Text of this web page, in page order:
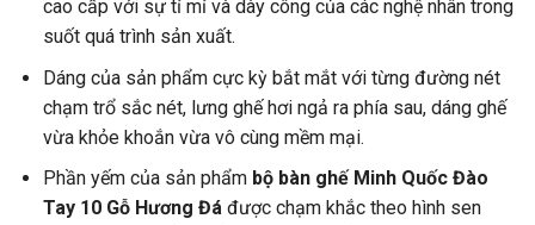
cao cấp với sự tỉ mỉ và dày công của các nghệ nhân trong
suốt quá trình sản xuất.
Dáng của sản phẩm cực kỳ bắt mắt với từng đường nét
chạm trổ sắc nét, lưng ghế hơi ngả ra phía sau, dáng ghế
vừa khỏe khoắn vừa vô cùng mềm mại.
Phần yếm của sản phẩm bộ bàn ghế Minh Quốc Đào
Tay 10 Gỗ Hương Đá được chạm khắc theo hình sen